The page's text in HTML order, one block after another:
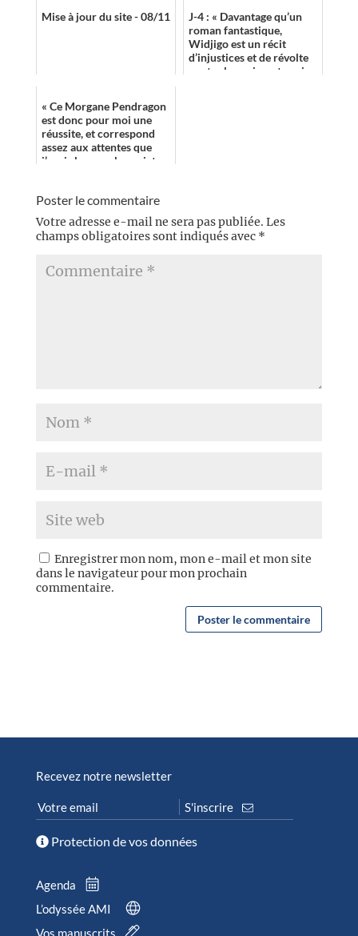
Mise à jour du site - 08/11
J-4 : « Davantage qu’un
roman fantastique,
Widjigo est un récit
d’injustices et de révolte
contre les puissants qui
« Ce Morgane Pendragon
est donc pour moi une
réussite, et correspond
assez aux attentes que
j’avais lorsque le projet
Poster le commentaire
Votre adresse e-mail ne sera pas publiée. Les
champs obligatoires sont indiqués avec *
Enregistrer mon nom, mon e-mail et mon site
dans le navigateur pour mon prochain
commentaire.
Recevez notre newsletter
Protection de vos données
Agenda
L’odyssée AMI
Vos manuscrits